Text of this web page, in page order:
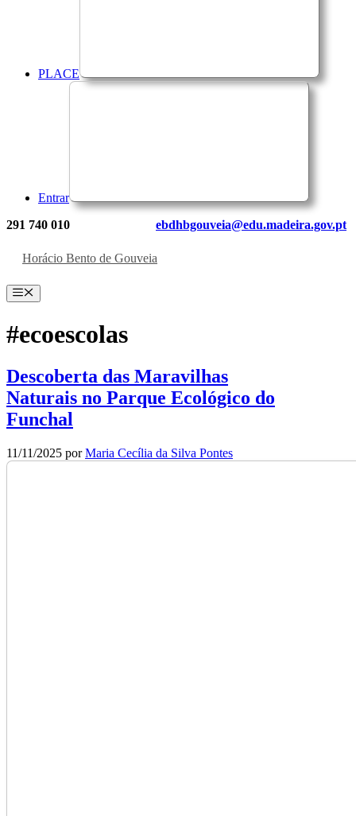
PLACE
Entrar
291 740 010 ebdhbgouveia@edu.madeira.gov.pt
Horácio Bento de Gouveia
Menu
#ecoescolas
Descoberta das Maravilhas
Naturais no Parque Ecológico do
Funchal
11/11/2025 porMaria Cecília da Silva Pontes